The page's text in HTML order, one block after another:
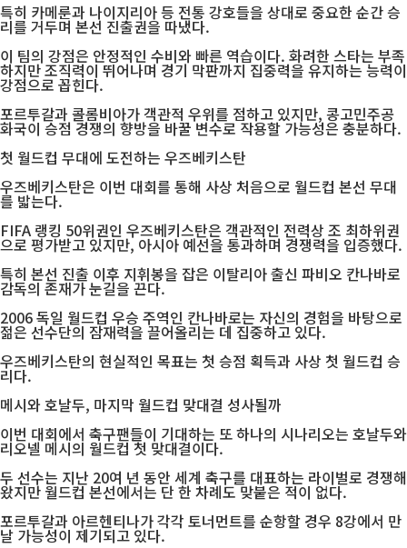
특히 카메룬과 나이지리아 등 전통 강호들을 상대로 중요한 순간 승
리를 거두며 본선 진출권을 따냈다.
이 팀의 강점은 안정적인 수비와 빠른 역습이다. 화려한 스타는 부족
하지만 조직력이 뛰어나며 경기 막판까지 집중력을 유지하는 능력이
강점으로 꼽힌다.
포르투갈과 콜롬비아가 객관적 우위를 점하고 있지만, 콩고민주공
화국이 승점 경쟁의 향방을 바꿀 변수로 작용할 가능성은 충분하다.
첫 월드컵 무대에 도전하는 우즈베키스탄
우즈베키스탄은 이번 대회를 통해 사상 처음으로 월드컵 본선 무대
를 밟는다.
FIFA 랭킹 50위권인 우즈베키스탄은 객관적인 전력상 조 최하위권
으로 평가받고 있지만, 아시아 예선을 통과하며 경쟁력을 입증했다.
특히 본선 진출 이후 지휘봉을 잡은 이탈리아 출신 파비오 칸나바로
감독의 존재가 눈길을 끈다.
2006 독일 월드컵 우승 주역인 칸나바로는 자신의 경험을 바탕으로
젊은 선수단의 잠재력을 끌어올리는 데 집중하고 있다.
우즈베키스탄의 현실적인 목표는 첫 승점 획득과 사상 첫 월드컵 승
리다.
메시와 호날두, 마지막 월드컵 맞대결 성사될까
이번 대회에서 축구팬들이 기대하는 또 하나의 시나리오는 호날두와
리오넬 메시의 월드컵 첫 맞대결이다.
두 선수는 지난 20여 년 동안 세계 축구를 대표하는 라이벌로 경쟁해
왔지만 월드컵 본선에서는 단 한 차례도 맞붙은 적이 없다.
포르투갈과 아르헨티나가 각각 토너먼트를 순항할 경우 8강에서 만
날 가능성이 제기되고 있다.